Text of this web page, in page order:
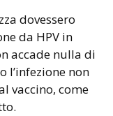
dovessero
da HPV in
accade nulla di
l’infezione non
vaccino, come